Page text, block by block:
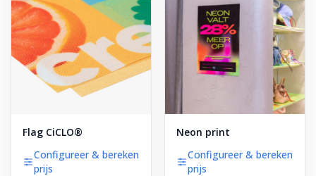
Flag CiCLO®
Configureer & bereken
prijs
Neon print
Configureer & bereken
prijs